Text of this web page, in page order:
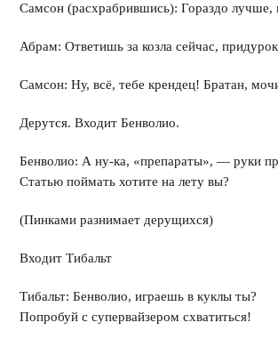
Самсон (расхрабрившись): Гораздо лучше,
Абрам: Ответишь за козла сейчас,
Самсон: Ну, всё, тебе крендец! Братан,
Дерутся. Входит Бенволио.
Бенволио: А ну-ка, «препараты», — руки
Статью поймать хотите на лету вы?
(Пинками разнимает дерущихся)
Входит Тибальт
Тибальт: Бенволио, играешь в куклы ты?
Попробуй с супервайзером схватиться!